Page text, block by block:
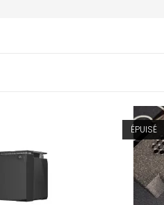
ÉPUISÉ